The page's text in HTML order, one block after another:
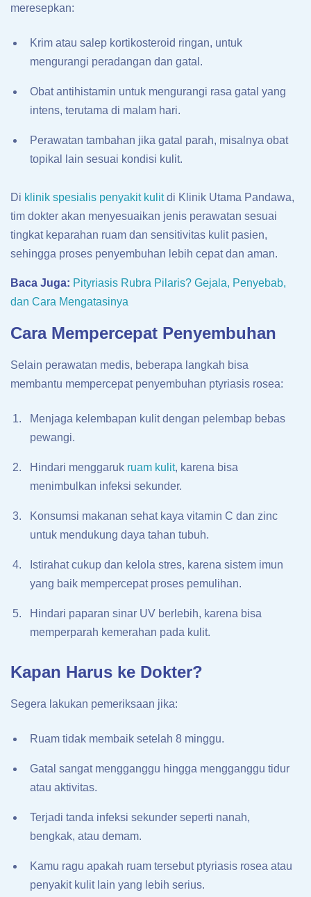
meresepkan:
Krim atau salep kortikosteroid ringan, untuk
mengurangi peradangan dan gatal.
Obat antihistamin untuk mengurangi rasa gatal yang
intens, terutama di malam hari.
Perawatan tambahan jika gatal parah, misalnya obat
topikal lain sesuai kondisi kulit.
Di klinik spesialis penyakit kulitdi Klinik Utama Pandawa,
tim dokter akan menyesuaikan jenis perawatan sesuai
tingkat keparahan ruam dan sensitivitas kulit pasien,
sehingga proses penyembuhan lebih cepat dan aman.
Baca Juga: Pityriasis Rubra Pilaris? Gejala, Penyebab,
dan Cara Mengatasinya
Cara Mempercepat Penyembuhan
Selain perawatan medis, beberapa langkah bisa
membantu mempercepat penyembuhan ptyriasis rosea:
Menjaga kelembapan kulit dengan pelembap bebas
pewangi.
Hindari menggaruk ruam kulit, karena bisa
menimbulkan infeksi sekunder.
Konsumsi makanan sehat kaya vitamin C dan zinc
untuk mendukung daya tahan tubuh.
Istirahat cukup dan kelola stres, karena sistem imun
yang baik mempercepat proses pemulihan.
Hindari paparan sinar UV berlebih, karena bisa
memperparah kemerahan pada kulit.
Kapan Harus ke Dokter?
Segera lakukan pemeriksaan jika:
Ruam tidak membaik setelah 8 minggu.
Gatal sangat mengganggu hingga mengganggu tidur
atau aktivitas.
Terjadi tanda infeksi sekunder seperti nanah,
bengkak, atau demam.
Kamu ragu apakah ruam tersebut ptyriasis rosea atau
penyakit kulit lain yang lebih serius.